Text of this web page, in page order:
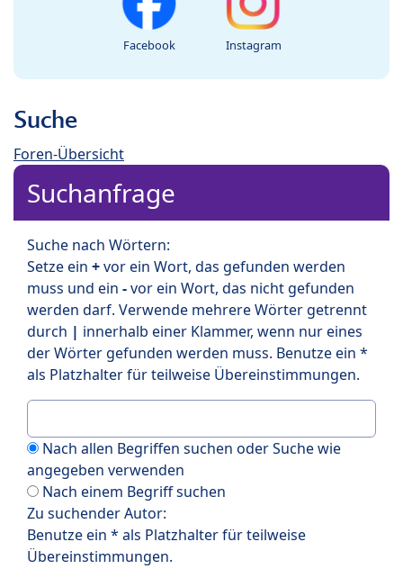
Facebook Instagram
Suche
Foren-Übersicht
Suchanfrage
Suche nach Wörtern:
Setze ein +vor ein Wort, das gefunden werden
muss und ein -vor ein Wort, das nicht gefunden
werden darf. Verwende mehrere Wörter getrennt
durch | innerhalb einer Klammer, wenn nur eines
der Wörter gefunden werden muss. Benutze ein *
als Platzhalter für teilweise Übereinstimmungen.
Nach allen Begriffen suchen oder Suche wie
angegeben verwenden
Nach einem Begriff suchen
Zu suchender Autor:
Benutze ein * als Platzhalter für teilweise
Übereinstimmungen.